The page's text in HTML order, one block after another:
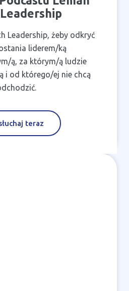
Leadership, żeby odkryć
liderem/ką
ą, za którym/ą ludzie
i od którego/ej nie chcą
teraz